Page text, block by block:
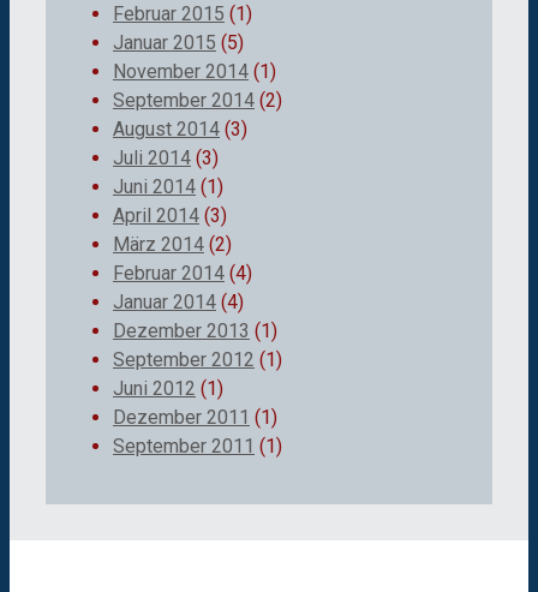
Februar 2015 (1)
Januar 2015 (5)
November 2014 (1)
September 2014 (2)
August 2014 (3)
Juli 2014 (3)
Juni 2014 (1)
April 2014 (3)
März 2014 (2)
Februar 2014 (4)
Januar 2014 (4)
Dezember 2013 (1)
September 2012 (1)
Juni 2012 (1)
Dezember 2011 (1)
September 2011 (1)